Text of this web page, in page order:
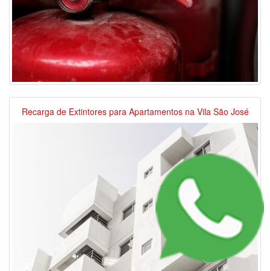
Recarga de Extintores para Apartamentos na Vila São José